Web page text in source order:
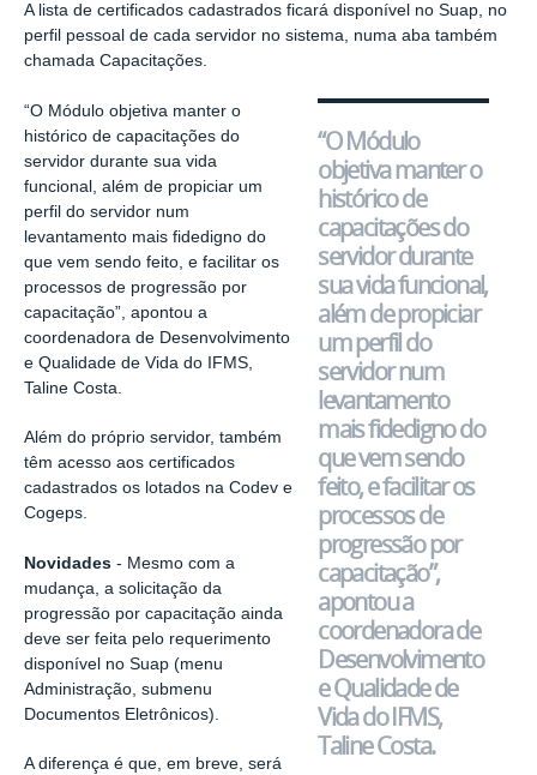
A lista de certificados cadastrados ficará disponível no Suap, no
perfil pessoal de cada servidor no sistema, numa aba também
chamada Capacitações.
“O Módulo
objetiva manter o
histórico de
capacitações do
servidor durante
sua vida funcional,
além de propiciar
um perfil do
servidor num
levantamento
mais fidedigno do
que vem sendo
feito, e facilitar os
processos de
progressão por
capacitação”,
apontou a
coordenadora de
Desenvolvimento
e Qualidade de
Vida do IFMS,
Taline Costa.
“O Módulo objetiva manter o
histórico de capacitações do
servidor durante sua vida
funcional, além de propiciar um
perfil do servidor num
levantamento mais fidedigno do
que vem sendo feito, e facilitar os
processos de progressão por
capacitação”, apontou a
coordenadora de Desenvolvimento
e Qualidade de Vida do IFMS,
Taline Costa.
Além do próprio servidor, também
têm acesso aos certificados
cadastrados os lotados na Codev e
Cogeps.
Novidades - Mesmo com a
mudança, a solicitação da
progressão por capacitação ainda
deve ser feita pelo requerimento
disponível no Suap (menu
Administração, submenu
Documentos Eletrônicos).
A diferença é que, em breve, será